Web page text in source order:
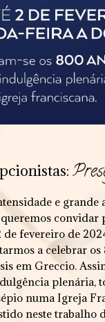
e grande
de fevereiro de
a celebrar
em Greccio.
plenária,
numa Igreja
neste